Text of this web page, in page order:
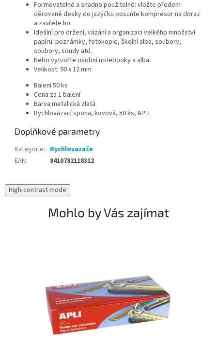
Formovatelné a snadno použitelné: vložte předem
děrované desky do jazýčku posuňte kompresor na doraz
a zavřete ho.
Ideální pro držení, vázání a organizaci velkého množství
papíru: poznámky, fotokopie, školní alba, soubory,
soubory, soudy atd.
Nebo vytvořte osobní notebooky a alba.
Velikost: 90 x 12 mm
Balení 50 ks
Cena za 1 balení
Barva metalická zlatá
Rychlovázací spona, kovová, 50 ks, APLI
Doplňkové parametry
Kategorie: Rychlovazače
EAN: 8410782118312
High-contrast mode
Mohlo by Vás zajímat